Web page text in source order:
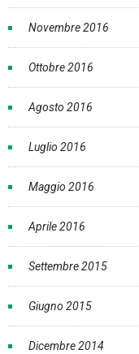
Novembre 2016
Ottobre 2016
Agosto 2016
Luglio 2016
Maggio 2016
Aprile 2016
Settembre 2015
Giugno 2015
Dicembre 2014